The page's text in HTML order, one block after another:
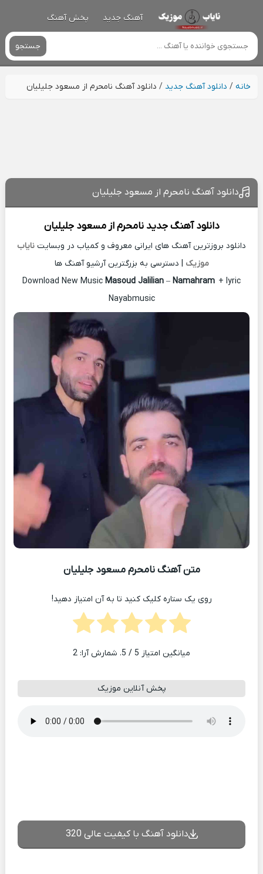
آهنگ جدید پخش آهنگ
جستجو
خانه/ دانلود آهنگ جدید / دانلود آهنگ نامحرم از مسعود جلیلیان
دانلود آهنگ نامحرم از مسعود جلیلیان
دانلود آهنگ جدید نامحرم ازمسعود جلیلیان
دانلود بروزترین آهنگ های ایرانی معروف و کمیاب در وبسایت نایاب
موزیک | دسترسی به بزرگترین آرشیو آهنگ ها
Download New Music Masoud Jalilian – Namahram + lyric
Nayabmusic
متن آهنگ نامحرم مسعود جلیلیان
روی یک ستاره کلیک کنید تا به آن امتیاز دهید!
میانگین امتیاز 5 / 5. شمارش آرا: 2
پخش آنلاین موزیک
دانلود آهنگ با کیفیت عالی 320